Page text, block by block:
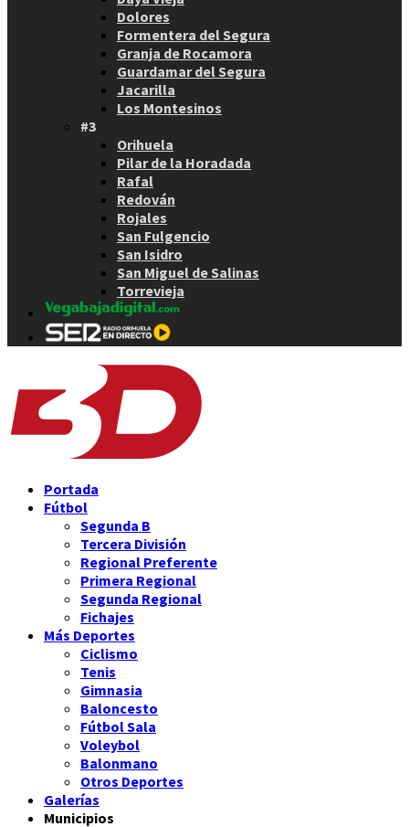
Dolores
Formentera del Segura
Granja de Rocamora
Guardamar del Segura
Jacarilla
Los Montesinos
#3
Orihuela
Pilar de la Horadada
Rafal
Redován
Rojales
San Fulgencio
San Isidro
San Miguel de Salinas
Torrevieja
Portada
Fútbol
Segunda B
Tercera División
Regional Preferente
Primera Regional
Segunda Regional
Fichajes
Más Deportes
Ciclismo
Tenis
Gimnasia
Baloncesto
Fútbol Sala
Voleybol
Balonmano
Otros Deportes
Galerías
Municipios